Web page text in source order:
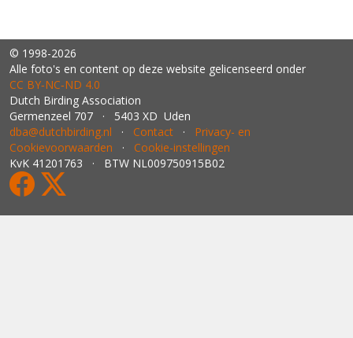
© 1998-2026
Alle foto's en content op deze website gelicenseerd onder
CC BY‑NC‑ND 4.0
Dutch Birding Association
Germenzeel 707 · 5403 XD Uden
dba@dutchbirding.nl · Contact · Privacy- en
Cookievoorwaarden · Cookie-instellingen
KvK 41201763 · BTW NL009750915B02